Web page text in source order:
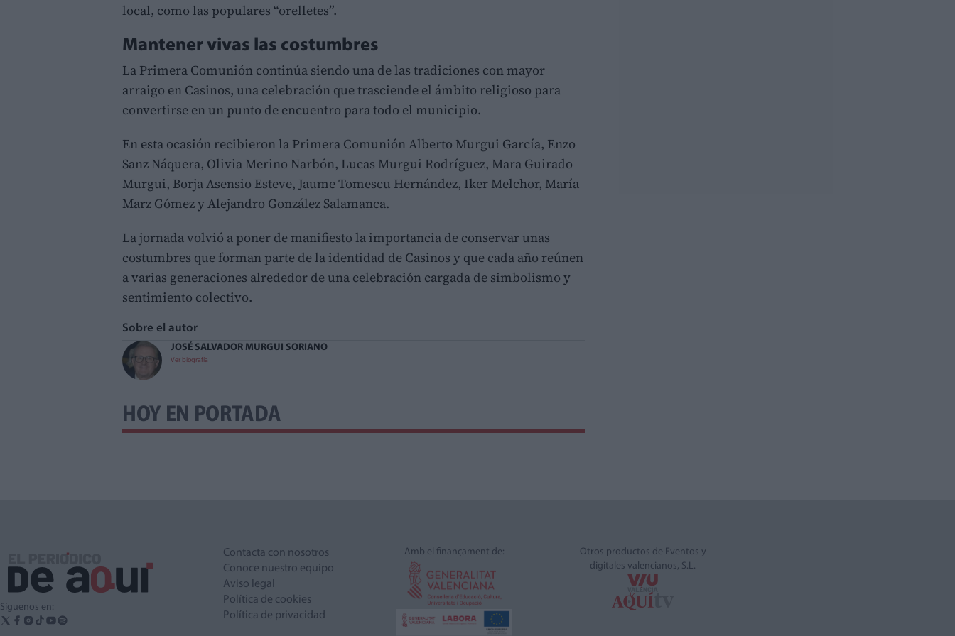
local, como las populares “orelletes”.
Mantener vivas las costumbres
La Primera Comunión continúa siendo una de las tradiciones con mayor
arraigo en Casinos, una celebración que trasciende el ámbito religioso para
convertirse en un punto de encuentro para todo el municipio.
En esta ocasión recibieron la Primera Comunión Alberto Murgui García, Enzo
Sanz Náquera, Olivia Merino Narbón, Lucas Murgui Rodríguez, Mara Guirado
Murgui, Borja Asensio Esteve, Jaume Tomescu Hernández, Iker Melchor, María
Marz Gómez y Alejandro González Salamanca.
La jornada volvió a poner de manifiesto la importancia de conservar unas
costumbres que forman parte de la identidad de Casinos y que cada año reúnen
a varias generaciones alrededor de una celebración cargada de simbolismo y
sentimiento colectivo.
Sobre el autor
JOSÉ SALVADOR MURGUI SORIANO
Ver biografía
HOY EN PORTADA
Síguenos en:
Contacta con nosotros
Conoce nuestro equipo
Aviso legal
Política de cookies
Política de privacidad
Amb el finançament de:
Otros productos de Eventos y
digitales valencianos, S.L.